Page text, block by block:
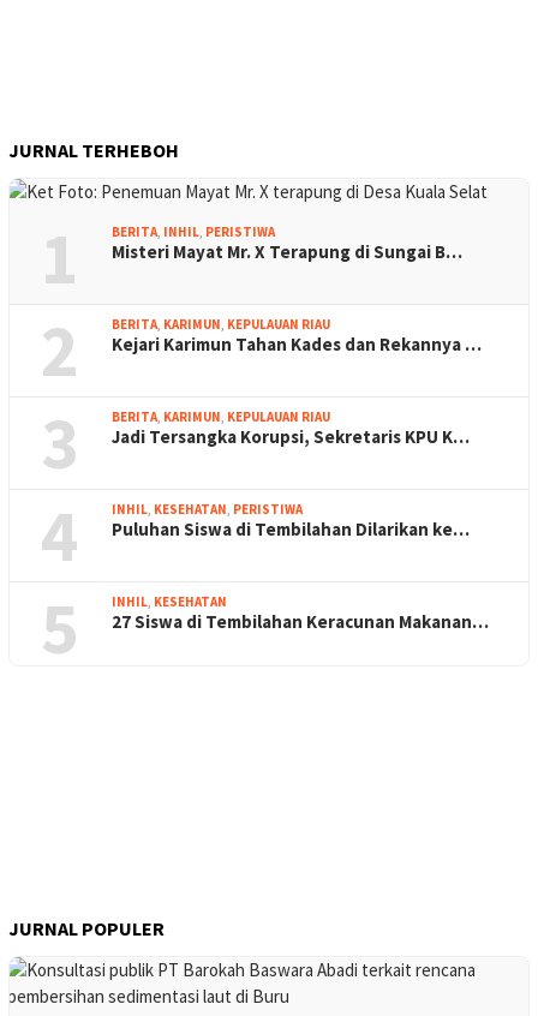
JURNAL TERHEBOH
1 BERITA, INHIL, PERISTIWA
Misteri Mayat Mr. X Terapung di Sungai B…
2 BERITA, KARIMUN, KEPULAUAN RIAU
Kejari Karimun Tahan Kades dan Rekannya …
3 BERITA, KARIMUN, KEPULAUAN RIAU
Jadi Tersangka Korupsi, Sekretaris KPU K…
4 INHIL, KESEHATAN, PERISTIWA
Puluhan Siswa di Tembilahan Dilarikan ke…
5 INHIL, KESEHATAN
27 Siswa di Tembilahan Keracunan Makanan…
JURNAL POPULER